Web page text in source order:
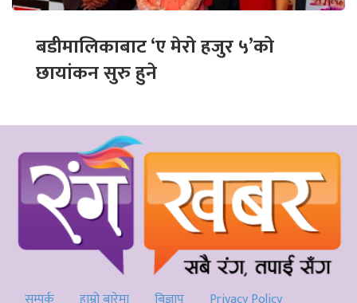
बडीमालिकाबाट ‘ए मेरो हजुर ५’को
छायांकन सुरु हुने